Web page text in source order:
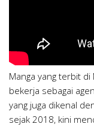
Manga yang terbit di
bekerja sebagai
yang juga dikenal
sejak 2018, kini